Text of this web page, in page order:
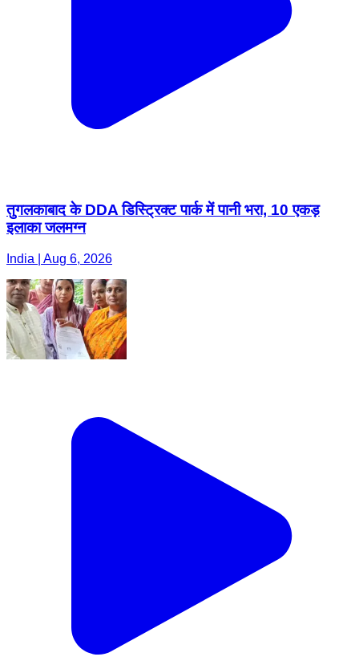
तुगलकाबाद के DDA डिस्ट्रिक्ट पार्क में पानी भरा, 10 एकड़
इलाका जलमग्न
India | Aug 6, 2026